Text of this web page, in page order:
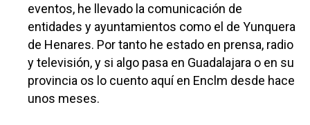
eventos, he llevado la comunicación de
entidades y ayuntamientos como el de Yunquera
de Henares. Por tanto he estado en prensa, radio
y televisión, y si algo pasa en Guadalajara o en su
provincia os lo cuento aquí en Enclm desde hace
unos meses.